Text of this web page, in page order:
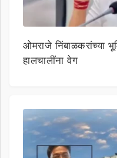
ओमराजे निंबाळकरांच्या
हालचालींना वेग